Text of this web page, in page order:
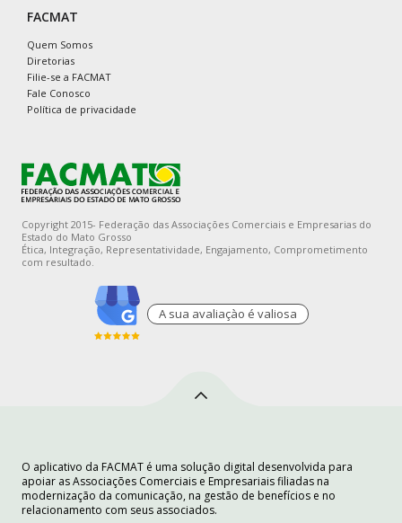
FACMAT
Quem Somos
Diretorias
Filie-se a FACMAT
Fale Conosco
Política de privacidade
Copyright 2015- Federação das Associações Comerciais e Empresarias do
Estado do Mato Grosso
Ética, Integração, Representatividade, Engajamento, Comprometimento
com resultado.
A sua avaliaçào é valiosa
O aplicativo da FACMAT é uma solução digital desenvolvida para
apoiar as Associações Comerciais e Empresariais filiadas na
modernização da comunicação, na gestão de benefícios e no
relacionamento com seus associados.